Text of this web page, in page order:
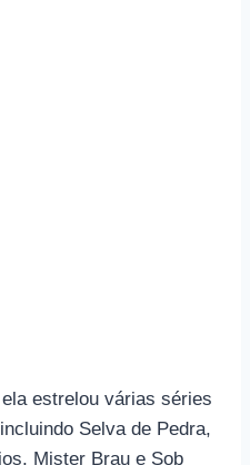
estrelou várias séries
Selva de Pedra,
Mister Brau e Sob